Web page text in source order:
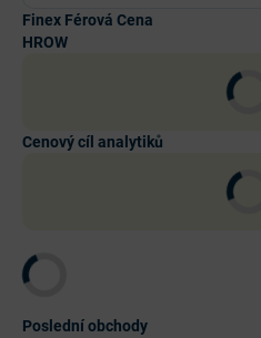
Finex Férová Cena
HROW
Cenový cíl analytiků
Poslední obchody